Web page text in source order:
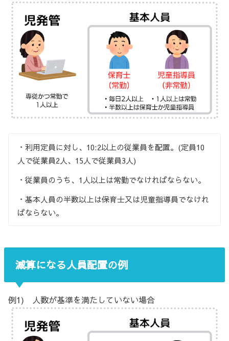
・利用定員に対し、10:2以上の従業員を配置。(定員10
人で従業員2人、15人で従業員3人)
・従業員のうち、1人以上は常勤でなければならない。
・基本人員の半数以上は保育士又は児童指導員でなけれ
ばならない。
減算になる人員配置の例
例1) 人数が基準を満たしていない場合